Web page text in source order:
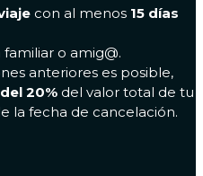
con al menos 15 días
familiar o amig@.
anteriores es posible,
20% del valor total de tu
la fecha de cancelación.